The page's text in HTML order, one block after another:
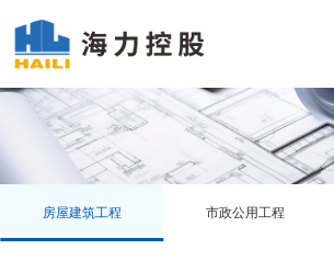
房屋建筑工程 市政公用工程